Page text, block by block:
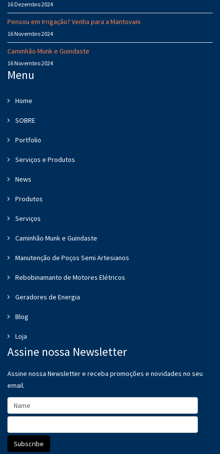
16 Dezembro 2024
Pensou em Irrigação? Venha para a Mantovani
16 Novembro 2024
Caminhão Munk e Guindaste
16 Novembro 2024
Menu
Home
SOBRE
Portfolio
Serviços e Produtos
News
Produtos
Serviços
Caminhão Munk e Guindaste
Manutenção de Poços Semi Artesianos
Rebobinamanto de Motores Elétricos
Geradores de Energia
Blog
Loja
Assine nossa Newsletter
Assine nossa Newsletter e receba promoções e novidades no seu
email.